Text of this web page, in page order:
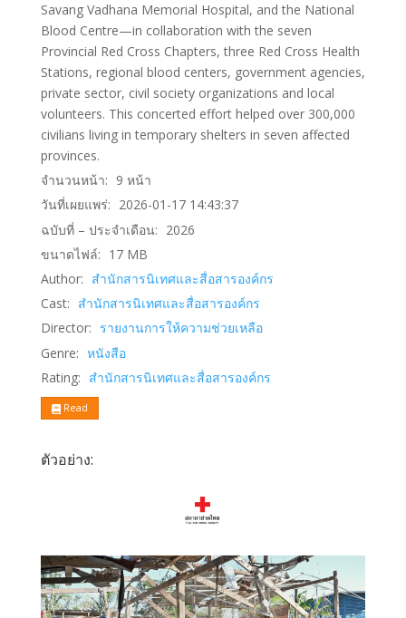
Savang Vadhana Memorial Hospital, and the National
Blood Centre—in collaboration with the seven
Provincial Red Cross Chapters, three Red Cross Health
Stations, regional blood centers, government agencies,
private sector, civil society organizations and local
volunteers. This concerted effort helped over 300,000
civilians living in temporary shelters in seven affected
provinces.
จำนวนหน้า: 9 หน้า
วันที่เผยแพร่: 2026-01-17 14:43:37
ฉบับที่ – ประจำเดือน: 2026
ขนาดไฟล์: 17 MB
Author: สำนักสารนิเทศและสื่อสารองค์กร
Cast: สำนักสารนิเทศและสื่อสารองค์กร
Director: รายงานการให้ความช่วยเหลือ
Genre: หนังสือ
Rating: สำนักสารนิเทศและสื่อสารองค์กร
Read
ตัวอย่าง: